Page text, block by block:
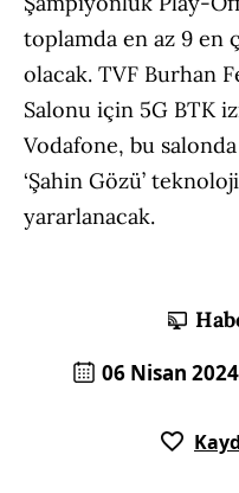
toplamda en az 9 en
olacak. TVF Burhan
Salonu için 5G BTK
Vodafone, bu
‘Şahin Gözü’
yararlanacak.
06 Nisan